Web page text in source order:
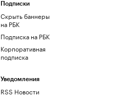
Подписки
Скрыть баннеры
на РБК
Подписка на РБК
Корпоративная
подписка
Уведомления
RSS Новости